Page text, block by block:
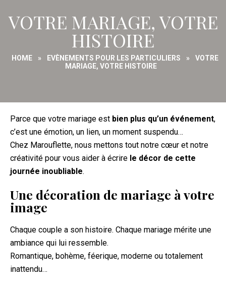
VOTRE MARIAGE, VOTRE
HISTOIRE
HOME » EVÈNEMENTS POUR LES PARTICULIERS »
VOTRE
MARIAGE, VOTRE HISTOIRE
Parce que votre mariage est bien plus qu’un événement,
c’est une émotion, un lien, un moment suspendu…
Chez Marouflette, nous mettons tout notre cœur et notre
créativité pour vous aider à écrire le décor de cette
journée inoubliable.
Une décoration de mariage à votre
image
Chaque couple a son histoire. Chaque mariage mérite une
ambiance qui lui ressemble.
Romantique, bohème, féerique, moderne ou totalement
inattendu…